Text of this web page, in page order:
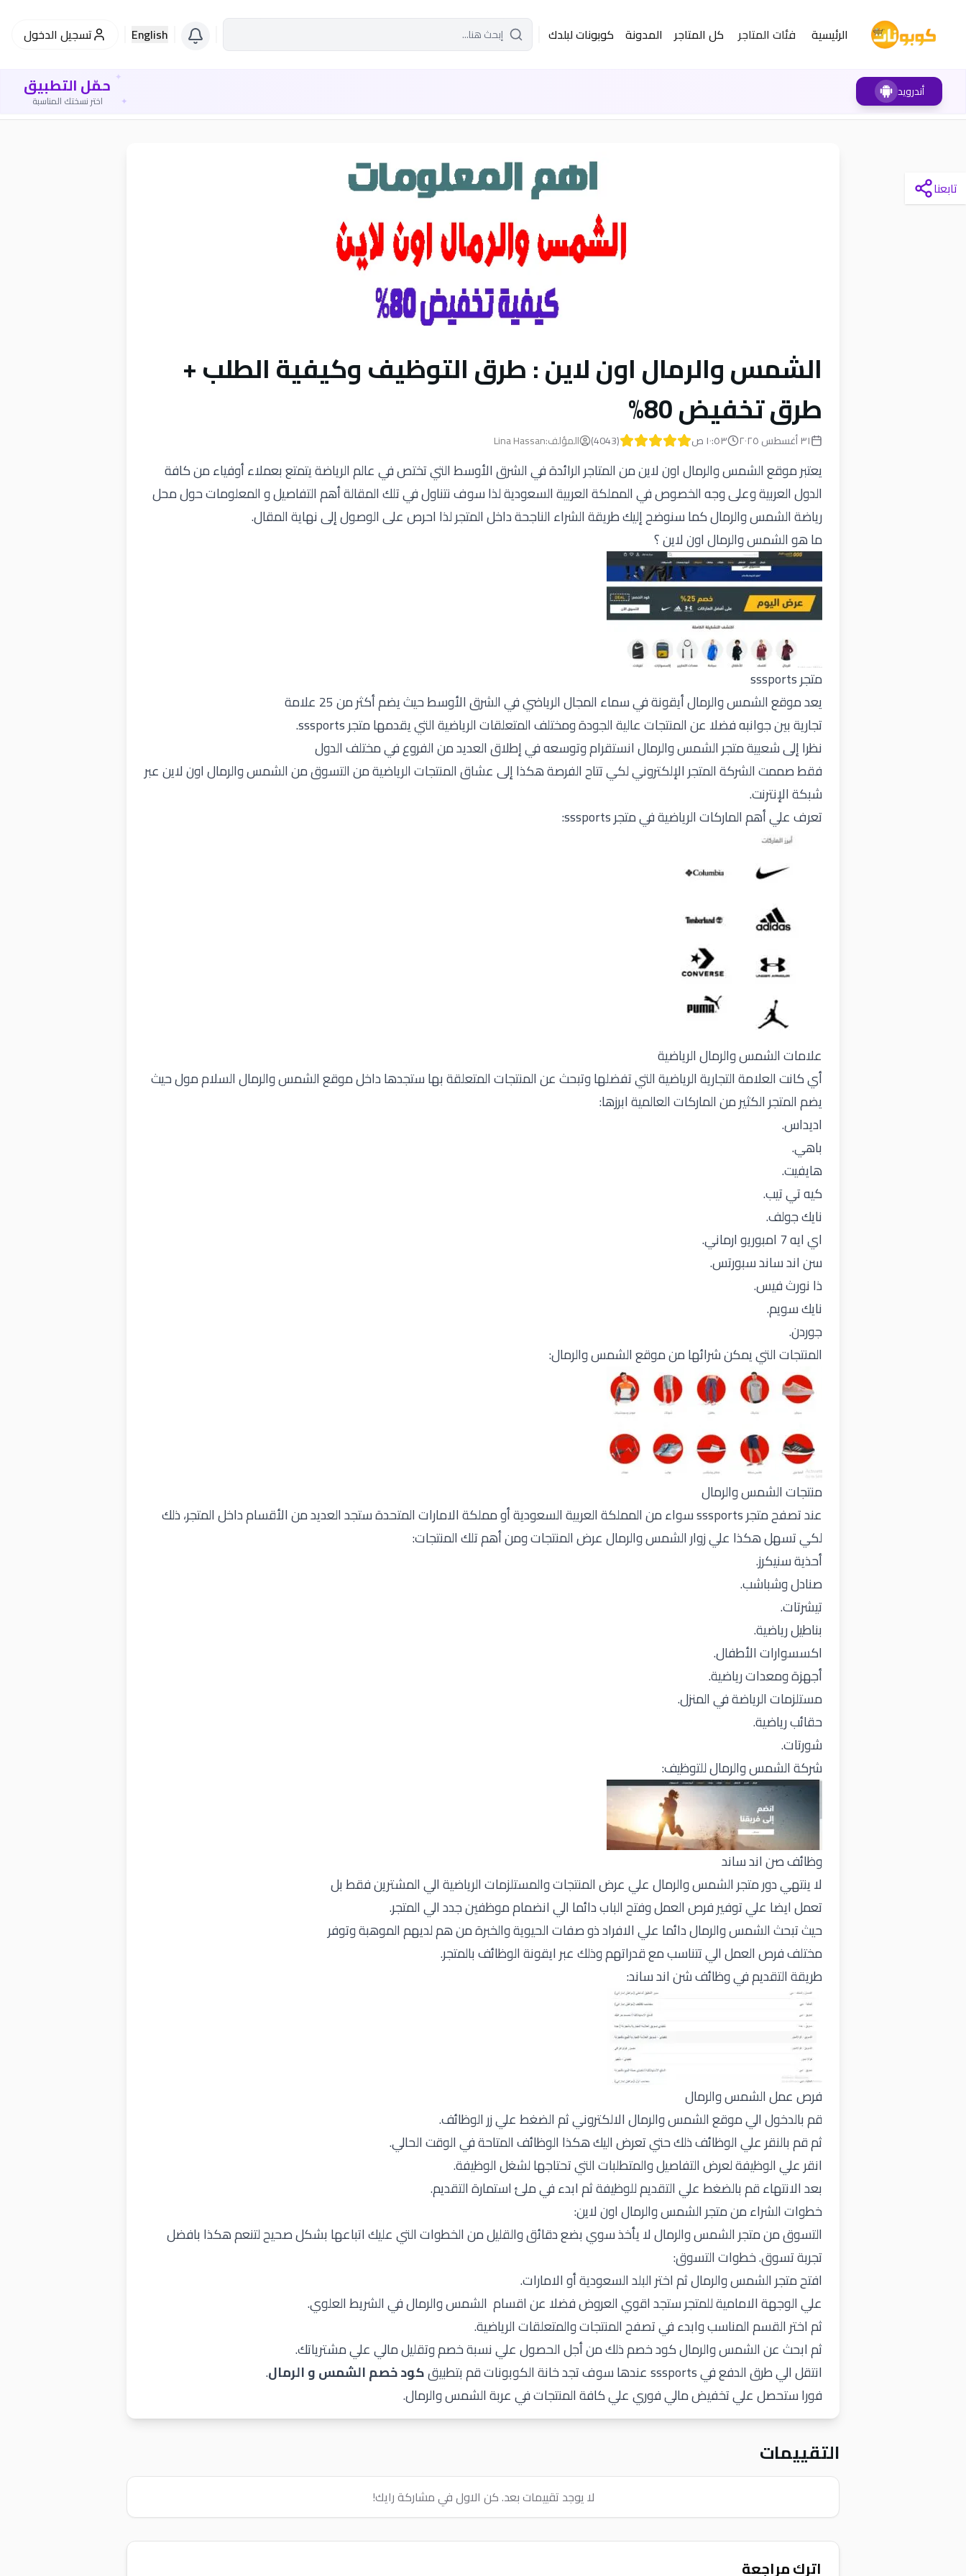
الرئيسية فئات المتاجر كل المتاجر المدونة كوبونات لبلدك English تسجيل الدخول
أندرويد حمّل التطبيق
اختر نسختك المناسبة
✦
✦
تابعنا
الشمس والرمال اون لاين : طرق التوظيف وكيفية الطلب +
طرق تخفيض 80%
٣١ أغسطس ٢٠٢٥ ١٠:٥٣ ص (
4043
) المؤلف:
Lina Hassan
يعتبر موقع الشمس والرمال اون لاين من المتاجر الرائدة في الشرق الأوسط التي تختص في عالم الرياضة يتمتع بعملاء أوفياء من كافة
الدول العربية وعلى وجه الخصوص في المملكة العربية السعودية لذا سوف نتناول في تلك المقالة أهم التفاصيل و المعلومات حول محل
رياضة الشمس والرمال كما سنوضح إليك طريقة الشراء الناجحة داخل المتجر لذا احرص على الوصول إلى نهاية المقال.
ما هو الشمس والرمال اون لاين ؟
متجر sssports
يعد موقع الشمس والرمال أيقونة في سماء المجال الرياضي في الشرق الأوسط حيث يضم أكثر من 25 علامة
تجارية بين جوانبه فضلا عن المنتجات عالية الجودة ومختلفالمتعلقات الرياضيةالتي يقدمها متجر sssports.
نظرا إلى شعبية متجر الشمس والرمال انستقرام وتوسعه في إطلاق العديد من الفروع في مختلف الدول
فقط صممت الشركة المتجر الإلكتروني لكي تتاح الفرصة هكذا إلى عشاق المنتجات الرياضية من التسوق من الشمس والرمال اون لاين عبر
شبكة الإنترنت.
تعرف علي أهم الماركات الرياضية في متجر sssports:
علامات الشمس والرمال الرياضية
أي كانت العلامة التجارية الرياضية التي تفضلها وتبحث عن المنتجات المتعلقة بها ستجدها داخل موقع الشمس والرمال السلام مول حيث
يضم المتجر الكثير من الماركات العالمية ابرزها:
اديداس.
باهي.
هايفيت.
كيه تي تيب.
نايك جولف.
اي ايه 7 امبوريو ارماني.
سن اند ساند سبورتس.
ذا نورث فيس.
نايك سويم.
جوردن.
المنتجات التي يمكن شرائها من موقع الشمس والرمال:
منتجات الشمس والرمال
عند تصفح متجر sssports سواء من المملكة العربية السعودية أو مملكة الامارات المتحدة ستجد العديد من الأقسام داخل المتجر، ذلك
لكي تسهل هكذا علي زوار الشمس والرمال عرض المنتجات ومن أهم تلك المنتجات:
أحذية سنيكرز.
صنادل وشباشب.
تيشرتات.
بناطيل رياضية.
اكسسوارات الأطفال.
أجهزة ومعدات رياضية.
مستلزمات الرياضة في المنزل.
حقائب رياضية.
شورتات.
شركة الشمس والرمال للتوظيف:
وظائف صن اند ساند
لا ينتهي دور متجر الشمس والرمال علي عرض المنتجات والمستلزمات الرياضية الي المشترين فقط بل
تعمل ايضا علي توفير فرص العمل وفتح الباب دائما الي انضمام موظفين جدد الي المتجر.
حيث تبحث الشمس والرمال دائما علي الافراد ذو صفات الحيوية والخبرة من هم لديهم الموهبة وتوفر
مختلف فرص العمل الي تتناسب مع قدراتهم وذلك عبر ايقونة الوظائف بالمتجر.
طريقة التقديم في وظائف شن اند ساند:
فرص عمل الشمس والرمال
قم بالدخول الي موقع الشمس والرمال الالكتروني ثم الضغط علي زر الوظائف.
ثم قم بالنقر علي الوظائف ذلك حتي تعرض اليك هكذا الوظائف المتاحة في الوقت الحالي.
انقر علي الوظيفة لعرض التفاصيل والمتطلبات التي تحتاجها لشغل الوظيفة.
بعد الانتهاء قم بالضغط علي التقديم للوظيفة ثم ابدء في ملئ استمارة التقديم.
خطوات الشراء من متجر الشمس والرمال اون لاين:
التسوق من متجر الشمس والرمال لا يأخذ سوي بضع دقائق والقليل من الخطوات التي عليك اتباعها بشكل صحيح لتنعم هكذا بافضل
تجربة تسوق. خطوات التسوق:
افتح متجر الشمس والرمال ثم اختر البلد السعودية أو الامارات.
علي الوجهة الامامية للمتجر ستجد اقوي العروض فضلا عن اقسام الشمس والرمال في الشريط العلوي.
ثم اختر القسم المناسب وابدء في تصفح المنتجات والمتعلقات الرياضية.
ثم ابحث عن الشمس والرمال كود خصم ذلك من أجل الحصول علي نسبة خصم وتقليل مالي علي مشترياتك.
انتقل الي طرق الدفع في sssports عندها سوف تجد خانة الكوبونات قم بتطبيق
كود خصم الشمس و الرمال.
فورا ستحصل علي تخفيض مالي فوري علي كافة المنتجات في عربة الشمس والرمال.
التقييمات
لا يوجد تقييمات بعد. كن الاول في مشاركة رايك!
اترك مراجعة